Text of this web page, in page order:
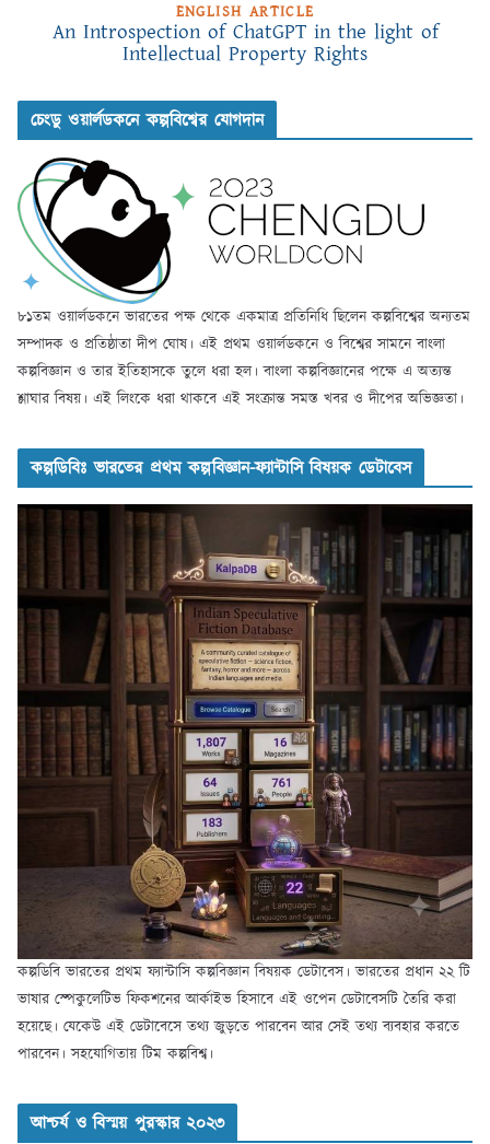
ENGLISH ARTICLE
An Introspection of ChatGPT in the light of
Intellectual Property Rights
চেংডু ওয়ার্লডকনে কল্পবিশ্বের যোগদান
৮১তম ওয়ার্লডকনে ভারতের পক্ষ থেকে একমাত্র প্রতিনিধি ছিলেন কল্পবিশ্বের অন্যতম
সম্পাদক ও প্রতিষ্ঠাতা দীপ ঘোষ। এই প্রথম ওয়ার্লডকনে ও বিশ্বের সামনে বাংলা
কল্পবিজ্ঞান ও তার ইতিহাসকে তুলে ধরা হল। বাংলা কল্পবিজ্ঞানের পক্ষে এ অত্যন্ত
শ্লাঘার বিষয়। এই লিংকে ধরা থাকবে এই সংক্রান্ত সমস্ত খবর ও দীপের অভিজ্ঞতা।
কল্পডিবিঃ ভারতের প্রথম কল্পবিজ্ঞান-ফ্যান্টাসি বিষয়ক ডেটাবেস
কল্পডিবি ভারতের প্রথম ফ্যান্টাসি কল্পবিজ্ঞান বিষয়ক ডেটাবেস। ভারতের প্রধান ২২ টি
ভাষার স্পেকুলেটিভ ফিকশনের আর্কাইভ হিসাবে এই ওপেন ডেটাবেসটি তৈরি করা
হয়েছে। যেকেউ এই ডেটাবেসে তথ্য জুড়তে পারবেন আর সেই তথ্য ব্যবহার করতে
পারবেন। সহযোগিতায় টিম কল্পবিশ্ব।
আশ্চর্য ও বিস্ময় পুরস্কার ২০২৩